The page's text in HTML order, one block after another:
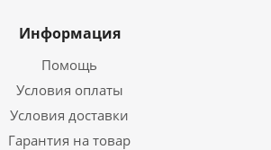
Информация
Помощь
Условия оплаты
Условия доставки
Гарантия на товар